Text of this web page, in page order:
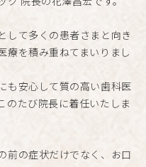
して多くの患者さまと向き
療を積み重ねてまいりまし
も安心して質の高い歯科医
のたび院長に着任いたしま
前の症状だけでなく、お口